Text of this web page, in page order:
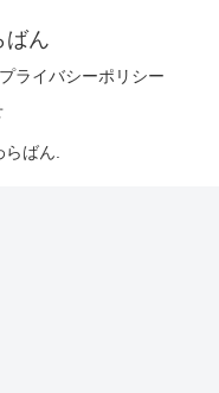
ばん
プライバシーポリシー
らばん.